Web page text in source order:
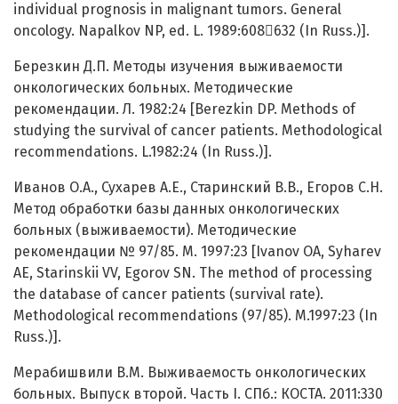
individual prognosis in malignant tumors. General
oncology. Napalkov NP, ed. L. 1989:608632 (In Russ.)].
Березкин Д.П. Методы изучения выживаемости
онкологических больных. Методические
рекомендации. Л. 1982:24 [Berezkin DP. Methods of
studying the survival of cancer patients. Methodological
recommendations. L.1982:24 (In Russ.)].
Иванов О.А., Сухарев А.Е., Старинский В.В., Егоров С.Н.
Метод обработки базы данных онкологических
больных (выживаемости). Методические
рекомендации № 97/85. М. 1997:23 [Ivanov OA, Syharev
AE, Starinskii VV, Egorov SN. The method of processing
the database of cancer patients (survival rate).
Methodological recommendations (97/85). M.1997:23 (In
Russ.)].
Мерабишвили В.М. Выживаемость онкологических
больных. Выпуск второй. Часть I. СПб.: КОСТА. 2011:330